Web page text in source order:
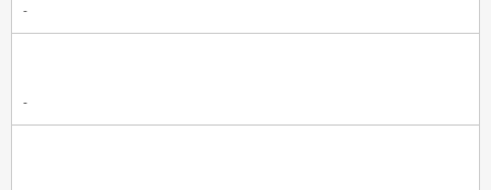
-
-